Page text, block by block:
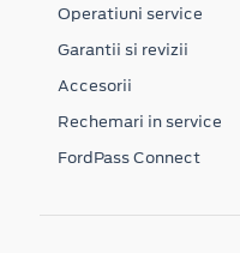
Operatiuni service
Garantii si revizii
Accesorii
Rechemari in service
FordPass Connect